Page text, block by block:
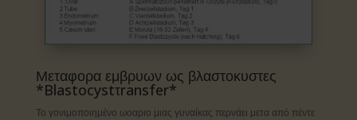
Μεταφορα εμβρυων ως βλαστοκυστες
*Blastocystτransfer*
Το γονιμοποιημένο ωοαριο μιας γυναίκας περνάει μετα από πέντε